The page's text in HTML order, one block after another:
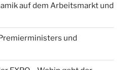
auf dem Arbeitsmarkt und
und